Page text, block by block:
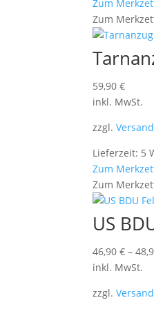
Zum
Zum
59,90€
inkl. MwSt.
zzgl.
Lieferzeit: 5
Zum
Zum
US
46,90€ –
inkl. MwSt.
zzgl.